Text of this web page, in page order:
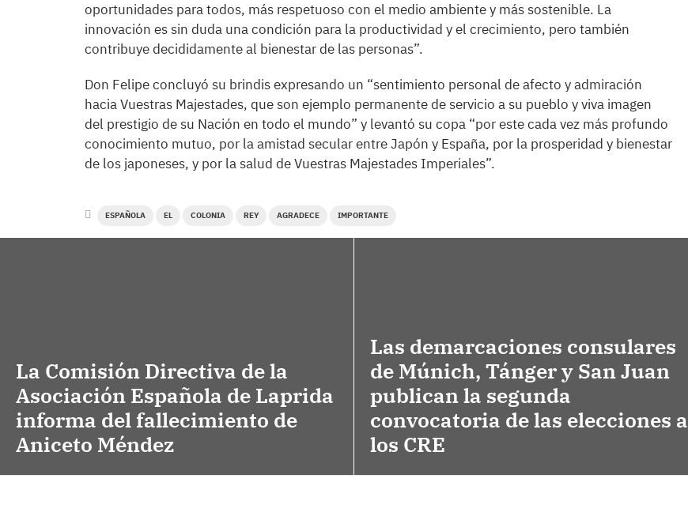
oportunidades para todos, más respetuoso con el medio ambiente y más sostenible. La
innovación es sin duda una condición para la productividad y el crecimiento, pero también
contribuye decididamente al bienestar de las personas”.
Don Felipe concluyó su brindis expresando un “sentimiento personal de afecto y admiración
hacia Vuestras Majestades, que son ejemplo permanente de servicio a su pueblo y viva imagen
del prestigio de su Nación en todo el mundo” y levantó su copa “por este cada vez más profundo
conocimiento mutuo, por la amistad secular entre Japón y España, por la prosperidad y bienestar
de los japoneses, y por la salud de Vuestras Majestades Imperiales”.
ESPAÑOLA EL COLONIA REY AGRADECE IMPORTANTE
La Comisión Directiva de la
Asociación Española de Laprida
informa del fallecimiento de
Aniceto Méndez
Las demarcaciones consulares
de Múnich, Tánger y San Juan
publican la segunda
convocatoria de las elecciones a
los CRE